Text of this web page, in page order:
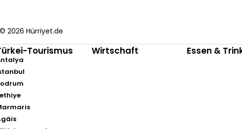
© 2026 Hürriyet.de
Tourismus Wirtschaft Essen &